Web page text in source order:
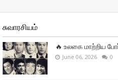
சுவாரசியம்
🔥 உலகை மாற்றிய
June 06, 2026 0